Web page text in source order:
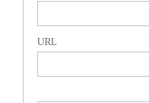
URL